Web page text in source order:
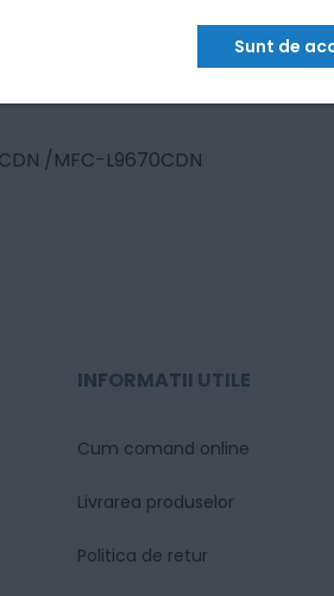
Sunt de
/MFC-L9670CDN
INFORMATII UTILE
Cum comand online
Livrarea produselor
Politica de retur